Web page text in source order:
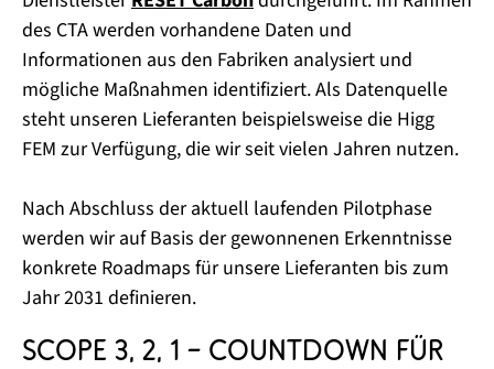
des CTA werden vorhandene Daten und
Informationen aus den Fabriken analysiert und
mögliche Maßnahmen identifiziert. Als Datenquelle
steht unseren Lieferanten beispielsweise die Higg
FEM zur Verfügung, die wir seit vielen Jahren nutzen.
Nach Abschluss der aktuell laufenden Pilotphase
werden wir auf Basis der gewonnenen Erkenntnisse
konkrete Roadmaps für unsere Lieferanten bis zum
Jahr 2031 definieren.
Scope 3, 2, 1 – Countdown für